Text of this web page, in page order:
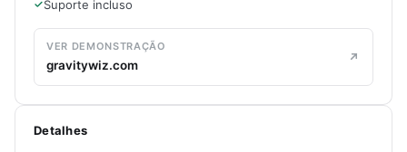
Suporte incluso
VER DEMONSTRAÇÃO
gravitywiz.com
Detalhes